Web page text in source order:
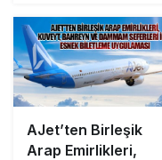
AJet’ten Birleşik
Arap Emirlikleri,